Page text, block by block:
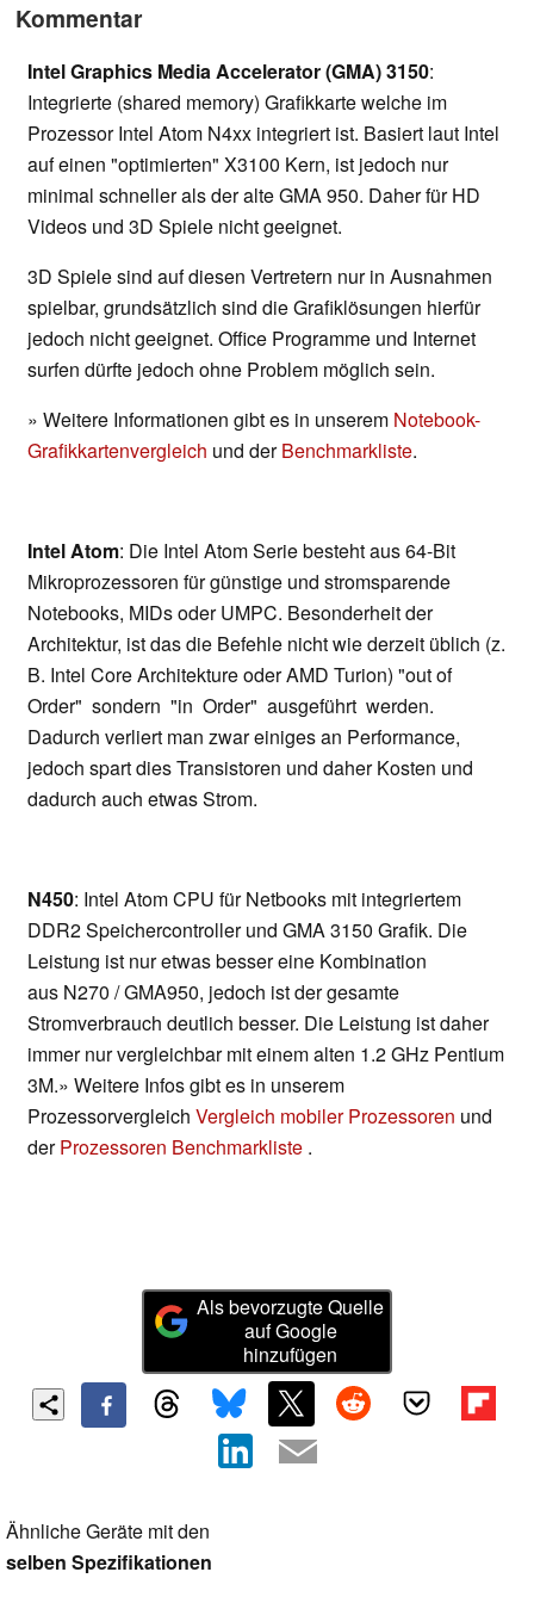
Kommentar
Intel Graphics Media Accelerator (GMA) 3150:
Integrierte (shared memory) Grafikkarte welche im
Prozessor Intel Atom N4xx integriert ist. Basiert laut Intel
auf einen "optimierten" X3100 Kern, ist jedoch nur
minimal schneller als der alte GMA 950. Daher für HD
Videos und 3D Spiele nicht geeignet.
3D Spiele sind auf diesen Vertretern nur in Ausnahmen
spielbar, grundsätzlich sind die Grafiklösungen hierfür
jedoch nicht geeignet. Office Programme und Internet
surfen dürfte jedoch ohne Problem möglich sein.
» Weitere Informationen gibt es in unserem Notebook-
Grafikkartenvergleich und derBenchmarkliste.
Intel Atom: Die Intel Atom Serie besteht aus 64-Bit
Mikroprozessoren für günstige und stromsparende
Notebooks, MIDs oder UMPC. Besonderheit der
Architektur, ist das die Befehle nicht wie derzeit üblich (z.
B. Intel Core Architekture oder AMD Turion) "out of
Order" sondern "in Order" ausgeführt werden.
Dadurch verliert man zwar einiges an Performance,
jedoch spart dies Transistoren und daher Kosten und
dadurch auch etwas Strom.
N450: Intel Atom CPU für Netbooks mit integriertem
DDR2 Speichercontroller und GMA 3150 Grafik. Die
Leistung ist nur etwas besser eine Kombination
aus N270 / GMA950, jedoch ist der gesamte
Stromverbrauch deutlich besser. Die Leistung ist daher
immer nur vergleichbar mit einem alten 1.2 GHz Pentium
3M.» Weitere Infos gibt es in unserem
Prozessorvergleich Vergleich mobiler Prozessoren und
derProzessoren Benchmarkliste .
Als bevorzugte Quelle
auf Google
hinzufügen
Ähnliche Geräte mit den
selben Spezifikationen